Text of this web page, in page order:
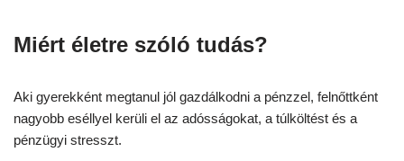
Miért életre szóló tudás?
Aki gyerekként megtanul jól gazdálkodni a pénzzel, felnőttként
nagyobb eséllyel kerüli el az adósságokat, a túlköltést és a
pénzügyi stresszt.